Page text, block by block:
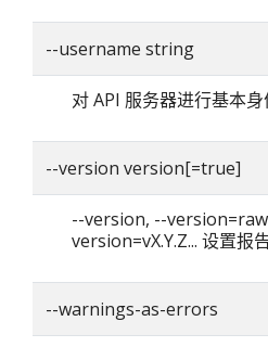
--username string
对 API 服务器进行基本身
--version version[=true]
--version, --version=raw
version=vX.Y.Z... 设置报
--warnings-as-errors